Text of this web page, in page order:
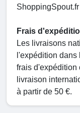
ShoppingSpout.fr
Frais
Les livraisons
l'expédition
frais d'expédition
livraison
à partir de 50 €.